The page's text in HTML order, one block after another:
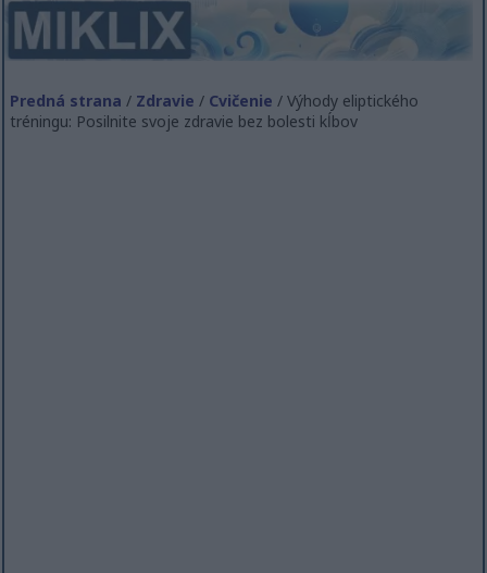
Predná strana / Zdravie / Cvičenie / Výhody eliptického
tréningu: Posilnite svoje zdravie bez bolesti kĺbov